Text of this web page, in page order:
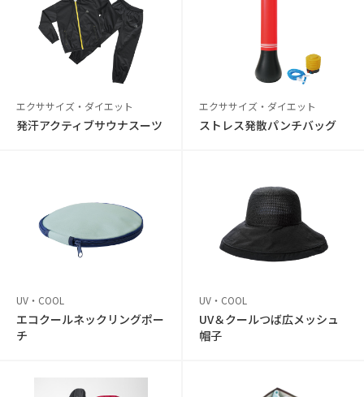
エクササイズ・ダイエット
発汗アクティブサウナスーツ
エクササイズ・ダイエット
ストレス発散パンチバッグ
UV・COOL
エコクールネックリングポー
チ
UV・COOL
UV＆クールつば広メッシュ
帽子